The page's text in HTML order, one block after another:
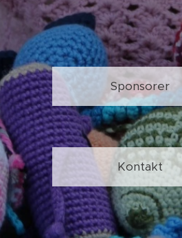
Sponsorer
Kontakt